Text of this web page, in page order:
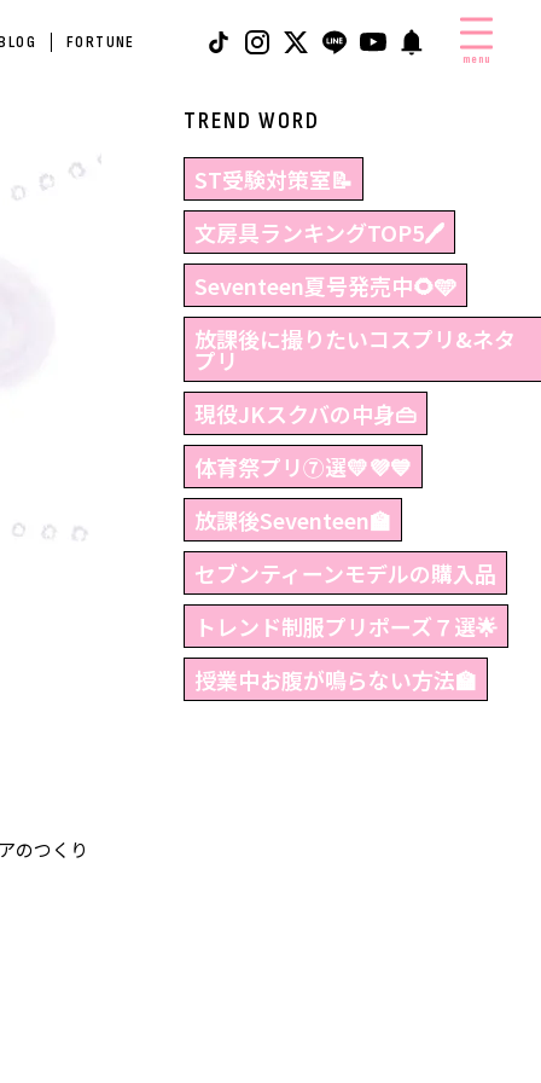
FORTUNE
menu
のつくり
TREND WORD
ST受験対策室📝
文房具ランキングTOP5🖊
Seventeen夏号発売中🌻🩵
放課後に撮りたいコスプリ&ネタ
プリ
現役JKスクバの中身👜
体育祭プリ⑦選💛💜💙
放課後Seventeen🏫
セブンティーンモデルの購入品
トレンド制服プリポーズ７選🌟
授業中お腹が鳴らない方法🏫